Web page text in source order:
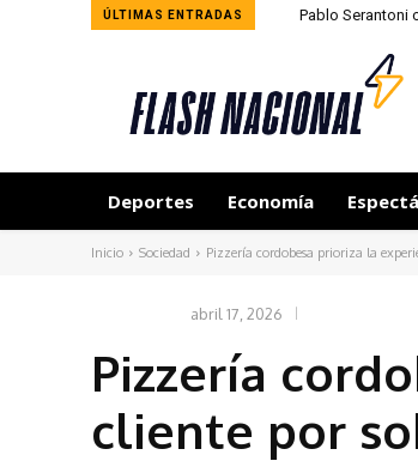
ÚLTIMAS ENTRADAS
Pablo Serantoni
Deportes Economía
Inicio Sociedad Pizzería cordobesa prioriza la
abril 17, 2026
Pizzería
cliente por